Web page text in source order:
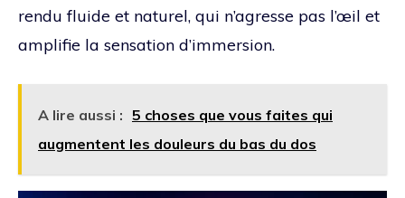
rendu fluide et naturel, qui n’agresse pas l’œil et
amplifie la sensation d’immersion.
A lire aussi : 5 choses que vous faites qui
augmentent les douleurs du bas du dos